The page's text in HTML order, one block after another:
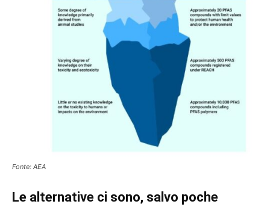
Fonte: AEA
Le alternative ci sono, salvo poche